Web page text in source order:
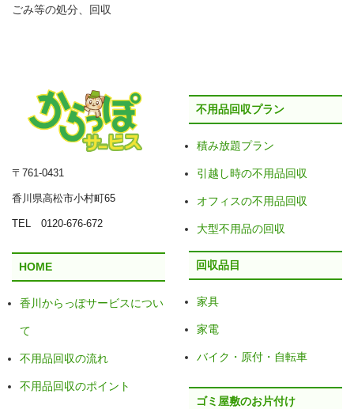
ごみ等の処分、回収
〒761-0431
香川県高松市小村町65
TEL 0120-676-672
HOME
香川からっぽサービスについ
て
不用品回収の流れ
不用品回収のポイント
不用品回収プラン
積み放題プラン
引越し時の不用品回収
オフィスの不用品回収
大型不用品の回収
回収品目
家具
家電
バイク・原付・自転車
ゴミ屋敷のお片付け